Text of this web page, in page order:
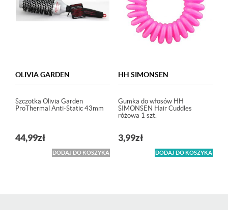
OLIVIA GARDEN
Szczotka Olivia Garden
ProThermal Anti-Static 43mm
44,99zł
DODAJ DO KOSZYKA
HH SIMONSEN
Gumka do włosów HH
SIMONSEN Hair Cuddles
różowa 1 szt.
3,99zł
DODAJ DO KOSZYKA